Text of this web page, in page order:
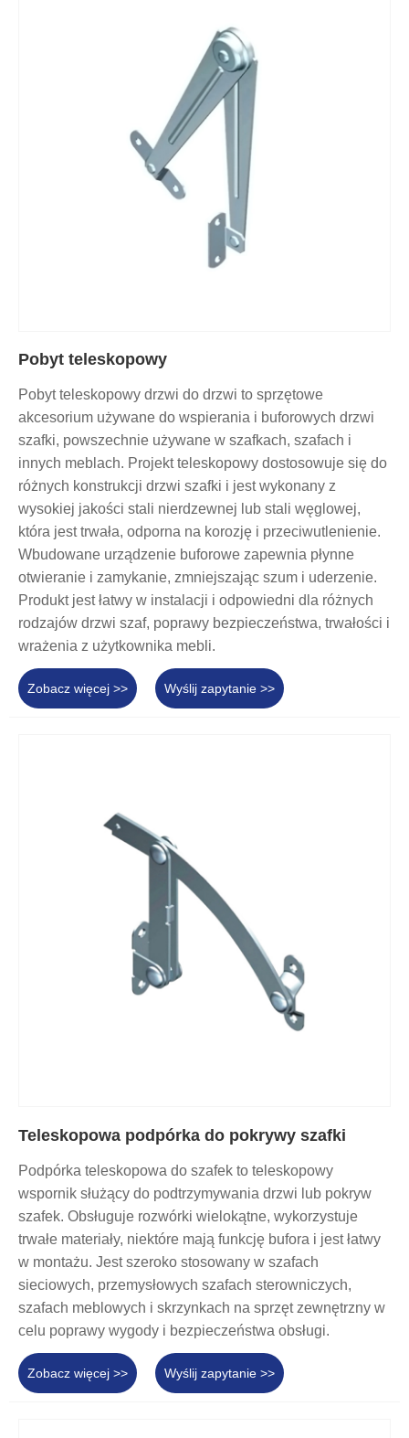
Pobyt teleskopowy
Pobyt teleskopowy drzwi do drzwi to sprzętowe
akcesorium używane do wspierania i buforowych drzwi
szafki, powszechnie używane w szafkach, szafach i
innych meblach. Projekt teleskopowy dostosowuje się do
różnych konstrukcji drzwi szafki i jest wykonany z
wysokiej jakości stali nierdzewnej lub stali węglowej,
która jest trwała, odporna na korozję i przeciwutlenienie.
Wbudowane urządzenie buforowe zapewnia płynne
otwieranie i zamykanie, zmniejszając szum i uderzenie.
Produkt jest łatwy w instalacji i odpowiedni dla różnych
rodzajów drzwi szaf, poprawy bezpieczeństwa, trwałości i
wrażenia z użytkownika mebli.
Zobacz więcej >> Wyślij zapytanie >>
Teleskopowa podpórka do pokrywy szafki
Podpórka teleskopowa do szafek to teleskopowy
wspornik służący do podtrzymywania drzwi lub pokryw
szafek. Obsługuje rozwórki wielokątne, wykorzystuje
trwałe materiały, niektóre mają funkcję bufora i jest łatwy
w montażu. Jest szeroko stosowany w szafach
sieciowych, przemysłowych szafach sterowniczych,
szafach meblowych i skrzynkach na sprzęt zewnętrzny w
celu poprawy wygody i bezpieczeństwa obsługi.
Zobacz więcej >> Wyślij zapytanie >>